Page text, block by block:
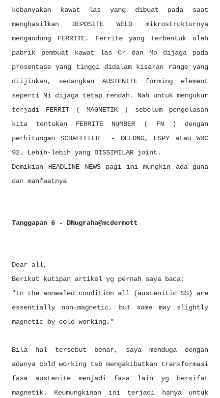
kebanyakan kawat las yang dibuat pada saat
menghasilkan DEPOSITE WELD mikrostrukturnya
mengandung FERRITE. Ferrite yang terbentuk oleh
pabrik pembuat kawat las Cr dan Mo dijaga pada
prosentase yang tinggi didalam kisaran range yang
diijinkan, sedangkan AUSTENITE forming element
seperti Ni dijaga tetap rendah. Nah untuk mengukur
terjadi FERRIT ( MAGNETIK ) sebelum pengelasan
kita tentukan FERRITE NUMBER ( FN ) dengan
perhitungan SCHAEFFLER - DELONG, ESPY atau WRC
92. Lebih-lebih yang DISSIMILAR joint.
Demikian HEADLINE NEWS pagi ini mungkin ada guna
dan manfaatnya
Tanggapan 6 - DNugraha@mcdermott
Dear all,
Berikut kutipan artikel yg pernah saya baca:
"In the annealed condition all (austenitic SS) are
essentially non-magnetic, but some may slightly
magnetic by cold working."
Bila hal tersebut benar, saya menduga dengan
adanya cold working tsb mengakibatkan transformasi
fasa austenite menjadi fasa lain yg bersifat
magnetik. Keumungkinan ini terjadi hanya untuk